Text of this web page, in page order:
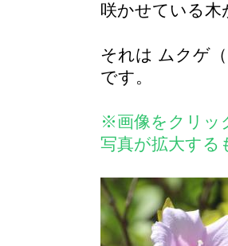
咲かせている木
それは ムクゲ
です。
※画像をクリッ
写真が拡大する